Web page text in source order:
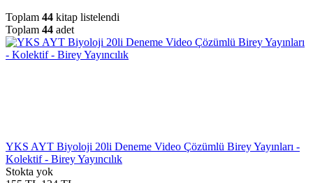
Toplam 44 kitap listelendi
Toplam 44 adet
YKS AYT Biyoloji 20li Deneme Video Çözümlü Birey Yayınları -
Kolektif - Birey Yayıncılık
Stokta yok